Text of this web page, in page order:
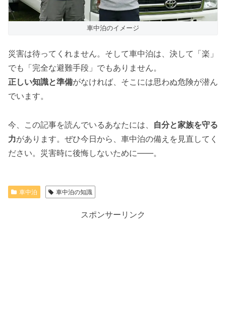
車中泊のイメージ
災害は待ってくれません。そして車中泊は、決して「楽」
でも「完全な避難手段」でもありません。
正しい知識と準備がなければ、そこには思わぬ危険が潜ん
でいます。
今、この記事を読んでいるあなたには、 自分と家族を守る
力があります。ぜひ今日から、車中泊の備えを見直してく
ださい。災害時に後悔しないために――。
車中泊 車中泊の知識
スポンサーリンク